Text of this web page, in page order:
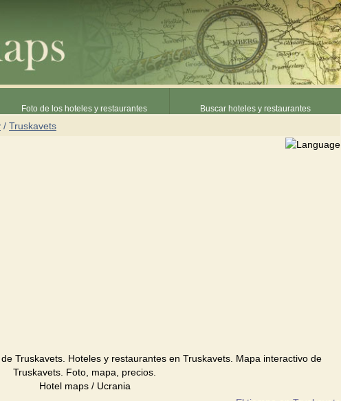
Foto de los hoteles y restaurantes Buscar hoteles y restaurantes
/ Truskavets
Truskavets. Hoteles y restaurantes en Truskavets. Mapa interactivo de
Truskavets. Foto, mapa, precios.
Hotel maps / Ucrania